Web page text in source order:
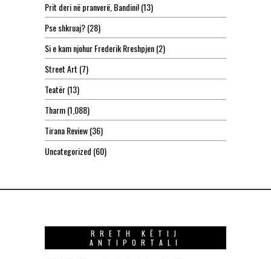
Prit deri në pranverë, Bandini!(13)
Pse shkruaj?(28)
Si e kam njohur Frederik Rreshpjen(2)
Street Art (7)
Teatër(13)
Tharm(1,088)
Tirana Review(36)
Uncategorized (60)
RRETH KËTIJ
ANTIPORTALI